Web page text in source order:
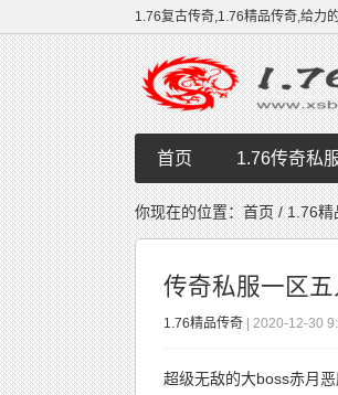
1.76复古传奇,1.76精品传奇,给力
首页 1.76传奇私
你现在的位置：首页/1.76精
传奇私服一区
1.76精品传奇 | 2020-12-30
超级无敌的大boss赤月